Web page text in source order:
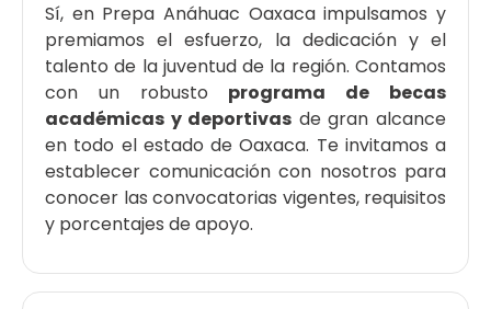
Sí, en Prepa Anáhuac Oaxaca impulsamos y
premiamos el esfuerzo, la dedicación y el
talento de la juventud de la región. Contamos
con un robusto programa de becas
académicas y deportivas de gran alcance
en todo el estado de Oaxaca. Te invitamos a
establecer comunicación con nosotros para
conocer las convocatorias vigentes, requisitos
y porcentajes de apoyo.